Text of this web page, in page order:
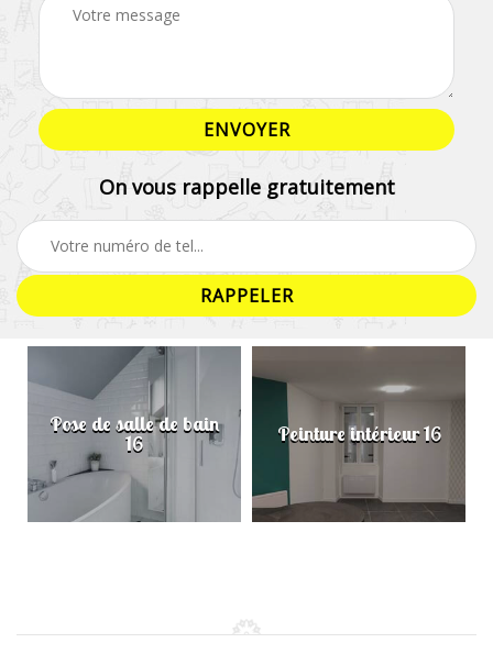
On vous rappelle gratuitement
Pose de salle de bain
16 Peinture intérieur 16